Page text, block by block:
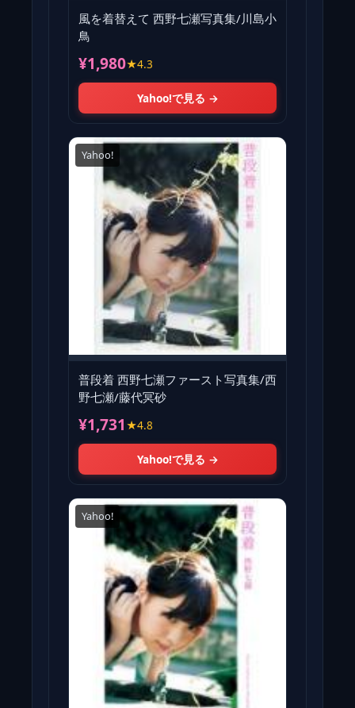
風を着替えて 西野七瀬写真集/川島小
鳥
¥1,980★4.3
Yahoo!で見る →
Yahoo!
普段着 西野七瀬ファースト写真集/西
野七瀬/藤代冥砂
¥1,731 ★4.8
Yahoo!で見る →
Yahoo!